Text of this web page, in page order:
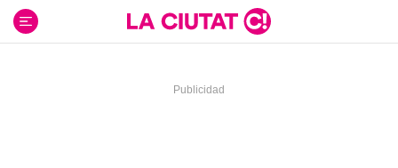
contenido